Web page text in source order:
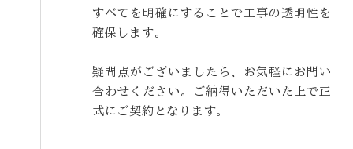
すべてを明確にすることで工事の透明性を
確保します。
疑問点がございましたら、お気軽にお問い
合わせください。ご納得いただいた上で正
式にご契約となります。